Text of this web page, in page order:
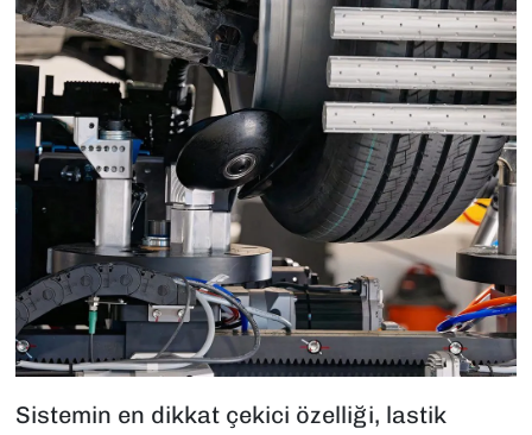
Sistemin en dikkat çekici özelliği, lastik